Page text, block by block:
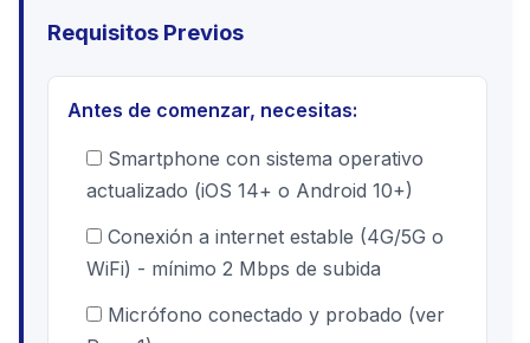
Requisitos Previos
Antes de comenzar, necesitas:
Smartphone con sistema operativo
actualizado (iOS 14+ o Android 10+)
Conexión a internet estable (4G/5G o
WiFi) - mínimo 2 Mbps de subida
Micrófono conectado y probado (ver